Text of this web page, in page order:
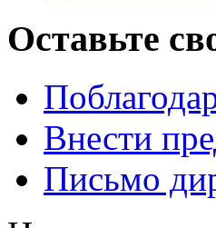
Оставьте
Внести
Письмо